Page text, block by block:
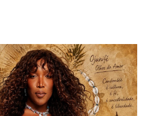
corresponde a instantes, momentos que
e que pertencem ao âmbito dos
de experiências específicas, onde se
o alcance das emoções. Já a felicidade…
a um ideal de inspiração, como se,